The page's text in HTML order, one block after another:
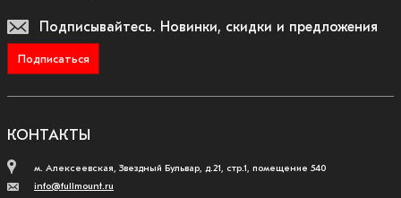
Подписывайтесь. Новинки, скидки и предложения
Подписаться
КОНТАКТЫ
м. Алексеевская, Звездный Бульвар, д.21, стр.1, помещение 540
info@fullmount.ru